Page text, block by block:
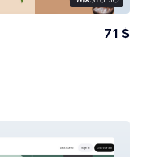
71 $